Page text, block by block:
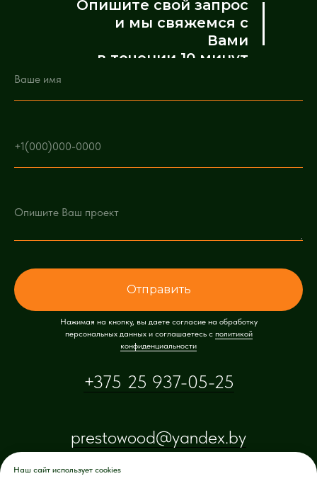
Опишите свой запрос
и мы свяжемся с
Вами
в течении 10 минут
Отправить
Нажимая на кнопку, вы даете согласие на обработку
персональных данных и соглашаетесь c политикой
конфиденциальности
+375 25 937-05-25
prestowood@yandex.by
Наш сайт использует cookies